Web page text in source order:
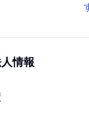
情報